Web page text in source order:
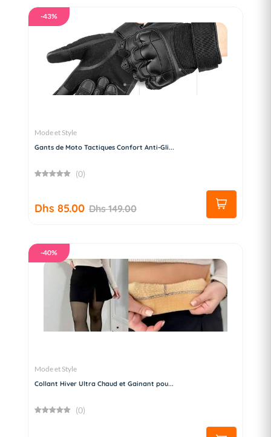
-43%
Mode et Style
Gants de Moto Tactiques Confort Anti-Gli...
(0)
Dhs 85.00 Dhs 149.00
-40%
Mode et Style
Collant Hiver Ultra Chaud et Gainant pou...
(0)